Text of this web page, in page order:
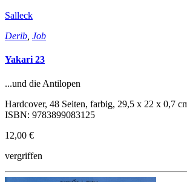
Salleck
Derib Job
Yakari 23
...und die Antilopen
Hardcover, 48 Seiten, farbig, 29,5 x 22 x 0,7
ISBN: 9783899083125
12,00 €
vergriffen